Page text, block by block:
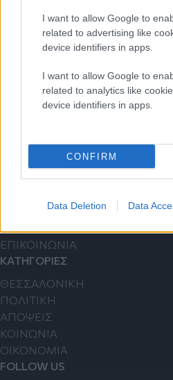
I want to allow Google to
related to advertising like
device identifiers in apps.
I want to allow Google to
related to analytics like
device identifiers in apps.
CONFIRM
Data Deletion Data
Ενημερωθείτε πρώτοι για
απευθείας στο email σας.
Εγγραφή
ΧΡΗΣΙΜΟΙ ΣΥΝΔΕΣΜΟΙ
TAYTOTHTA
ΕΠΙΚΟΙΝΩΝΙΑ
ΚΑΤΗΓΟΡΙΕΣ
ΘΕΣΣΑΛΟΝΙΚΗ
ΠΟΛΙΤΙΚΗ
ΑΠΟΨΕΙΣ
ΚΟΙΝΩΝΙΑ
ΟΙΚΟΝΟΜΙΑ
FOLLOW US